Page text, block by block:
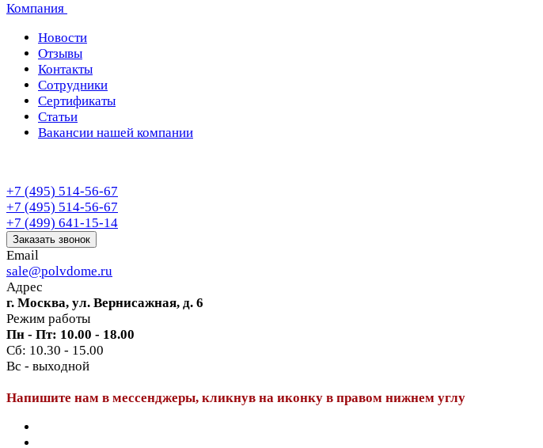
Компания
Новости
Отзывы
Контакты
Сотрудники
Сертификаты
Статьи
Вакансии нашей компании
+7 (495) 514-56-67
+7 (495) 514-56-67
+7 (499) 641-15-14
Заказать звонок
Email
sale@polvdome.ru
Адрес
г. Москва, ул. Вернисажная, д. 6
Режим работы
Пн - Пт: 10.00 - 18.00
Сб: 10.30 - 15.00
Вс - выходной
Напишите нам в мессенджеры, кликнув на иконку в правом нижнем углу